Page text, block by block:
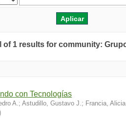
of 1 results for community:
con Tecnologías
A.; Astudillo, Gustavo J.; Francia,